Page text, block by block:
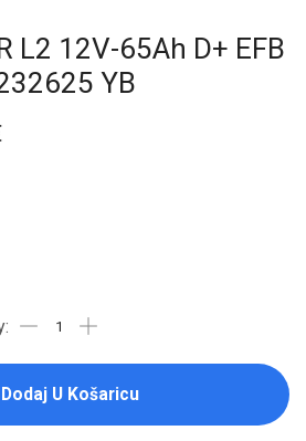
L2 12V-65Ah D+ EFB
YB
Dodaj U Košaricu